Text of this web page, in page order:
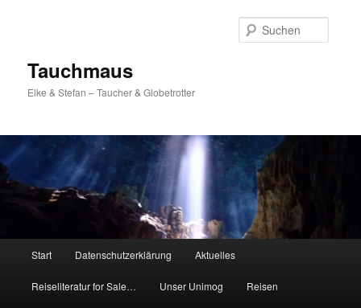
Tauchmaus
Elke & Stefan – Taucher & Globetrotter
Start Datenschutzerklärung Aktuelles
Reiseliteratur for Sale… Unser Unimog Reisen